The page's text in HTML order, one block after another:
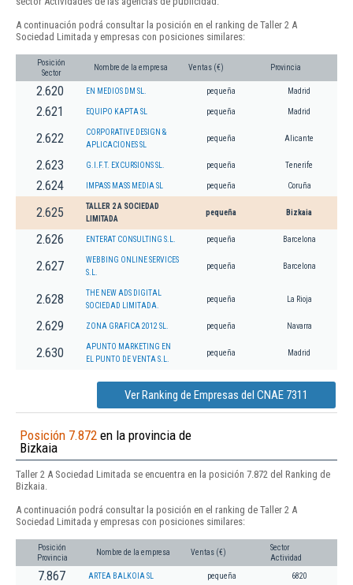
A continuación podrá consultar la posición en el ranking de Taller 2 A
Sociedad Limitada y empresas con posiciones similares:
Posición
Sector
Nombre de la empresa Ventas (€) Provincia
2.620 EN MEDIOS DM SL. pequeña Madrid
2.621 EQUIPO KAPTA SL pequeña Madrid
2.622
CORPORATIVE DESIGN &
APLICACIONES SL
pequeña Alicante
2.623 G.I.F.T. EXCURSIONS SL. pequeña Tenerife
2.624 IMPASS MASS MEDIA SL pequeña Coruña
2.625
TALLER 2 A SOCIEDAD
LIMITADA
pequeña Bizkaia
2.626 ENTERAT CONSULTING S.L. pequeña Barcelona
2.627
WEBBING ONLINE SERVICES
S.L.
pequeña Barcelona
2.628
THE NEW ADS DIGITAL
SOCIEDAD LIMITADA.
pequeña La Rioja
2.629 ZONA GRAFICA 2012 SL. pequeña Navarra
2.630
APUNTO MARKETING EN
EL PUNTO DE VENTA S.L.
pequeña Madrid
Ver Ranking de Empresas del CNAE 7311
Posición 7.872 en la provincia de
Bizkaia
Taller 2 A Sociedad Limitada se encuentra en la posición 7.872 del Ranking de
Bizkaia.
A continuación podrá consultar la posición en el ranking de Taller 2 A
Sociedad Limitada y empresas con posiciones similares:
Posición
Provincia
Nombre de la empresa Ventas (€)
Sector
Actividad
7.867 ARTEA BALKOIA SL pequeña 6820